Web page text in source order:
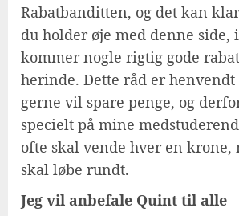
Rabatbanditten, og det kan
du holder øje med denne side,
kommer nogle rigtig gode
herinde. Dette råd er
gerne vil spare penge, og
specielt på mine
ofte skal vende hver en krone,
skal løbe rundt.
Jeg vil anbefale Quint til alle